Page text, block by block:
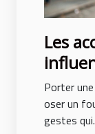
Les
de soi
Porter
oser un
gestes